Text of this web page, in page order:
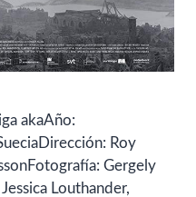
akaAño:
Roy
Gergely
Louthander,